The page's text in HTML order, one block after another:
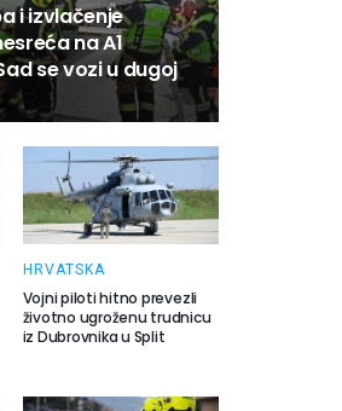
i izvlačenje
na A1
se vozi u dugoj
HRVATSKA
Vojni piloti hitno prevezli
životno ugroženu trudnicu
iz Dubrovnika u Split